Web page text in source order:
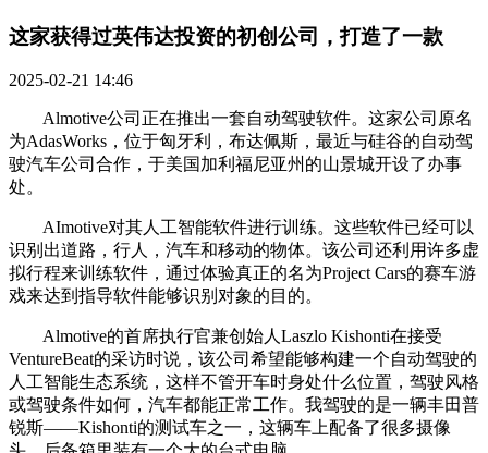
这家获得过英伟达投资的初创公司，打造了一款​
2025-02-21 14:46
Almotive公司正在推出一套自动驾驶软件。这家公司原名
为AdasWorks，位于匈牙利，布达佩斯，最近与硅谷的自动驾
驶汽车公司合作，于美国加利福尼亚州的山景城开设了办事
处。
AImotive对其人工智能软件进行训练。这些软件已经可以
识别出道路，行人，汽车和移动的物体。该公司还利用许多虚
拟行程来训练软件，通过体验真正的名为Project Cars的赛车游
戏来达到指导软件能够识别对象的目的。
Almotive的首席执行官兼创始人Laszlo Kishonti在接受
VentureBeat的采访时说，该公司希望能够构建一个自动驾驶的
人工智能生态系统，这样不管开车时身处什么位置，驾驶风格
或驾驶条件如何，汽车都能正常工作。我驾驶的是一辆丰田普
锐斯——Kishonti的测试车之一，这辆车上配备了很多摄像